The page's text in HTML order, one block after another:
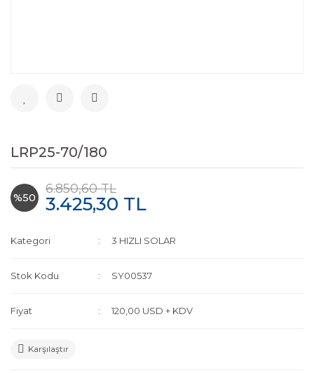
LRP25-70/180
%50
6.850,60 TL
3.425,30 TL
Kategori 3 HIZLI SOLAR
Stok Kodu SY00537
Fiyat 120,00 USD + KDV
Karşılaştır